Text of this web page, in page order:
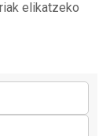
elikatzeko